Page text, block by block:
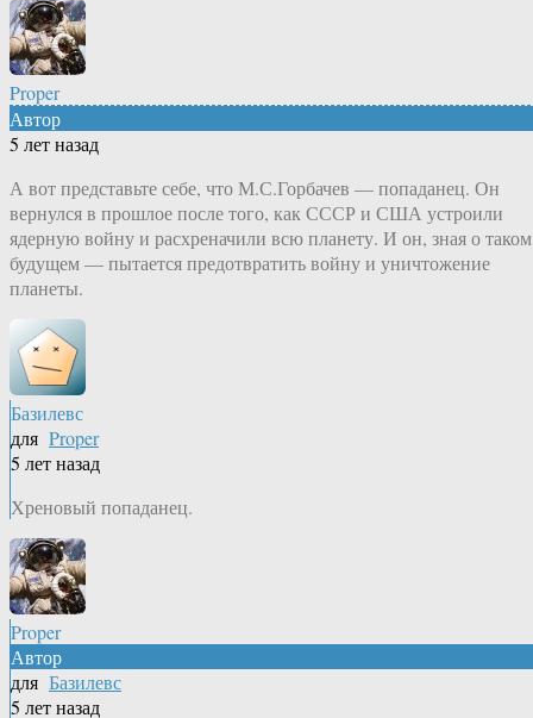
Proper
Автор
5 лет назад
А вот представьте себе, что М.С.Горбачев — попаданец. Он
вернулся в прошлое после того, как СССР и США устроили
ядерную войну и расхреначили всю планету. И он, зная о таком
будущем — пытается предотвратить войну и уничтожение
планеты.
Базилевс
для Proper
5 лет назад
Хреновый попаданец.
Proper
Автор
для Базилевс
5 лет назад